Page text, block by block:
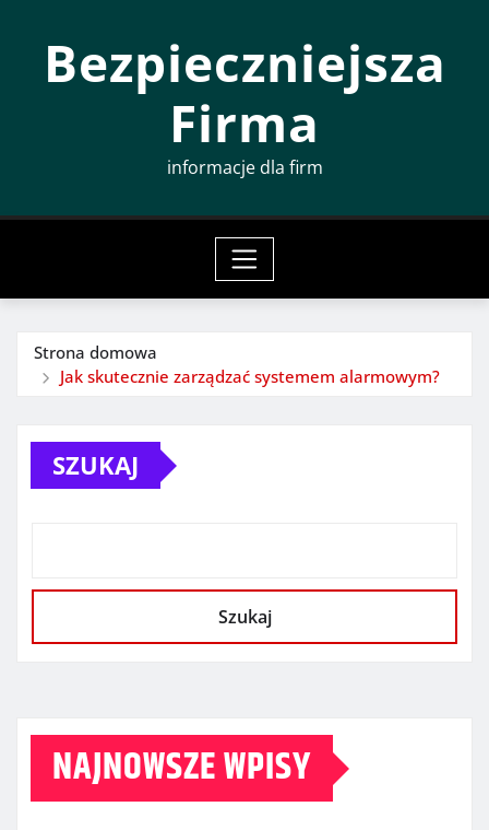
Bezpieczniejsza
Firma
informacje dla firm
Strona domowa
Jak skutecznie zarządzać systemem alarmowym?
SZUKAJ
Szukaj
NAJNOWSZE WPISY